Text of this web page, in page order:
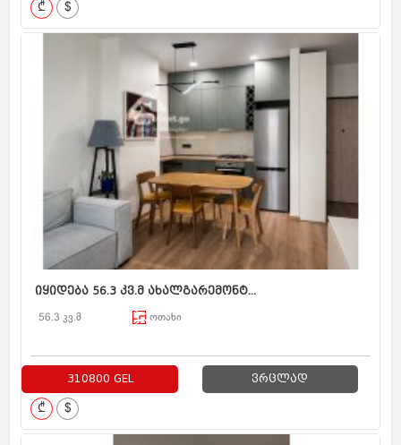
₾ $
იყიდება 56.3 კვ.მ ახალგარემონტ...
56.3 კვ.მ ოთახი
310800 GEL ვრცლად
₾ $